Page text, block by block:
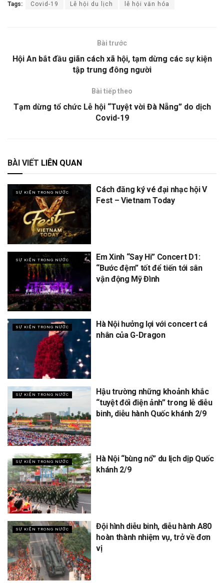
Tags: Covid-19 Lễ hội du lịch lễ hội văn hóa
Bài trước
Hội An bắt đầu giãn cách xã hội, tạm dừng các sự kiện
tập trung đông người
Bài tiếp theo
Tạm dừng tổ chức Lễ hội “Tuyệt vời Đà Nẵng” do dịch
Covid-19
BÀI VIẾT LIÊN QUAN
SỰ KIỆN TRONG NƯỚC
Cách đăng ký vé đại nhạc hội V
Fest – Vietnam Today
SỰ KIỆN TRONG NƯỚC
Em Xinh “Say Hi” Concert D1:
“Bước đệm” tốt để tiến tới sân
vận động Mỹ Đình
SỰ KIỆN TRONG NƯỚC
Hà Nội hưởng lợi với concert cá
nhân của G-Dragon
SỰ KIỆN TRONG NƯỚC
Hậu trường những khoảnh khắc
“tuyệt đối điện ảnh” trong lễ diễu
binh, diễu hành Quốc khánh 2/9
SỰ KIỆN TRONG NƯỚC
Hà Nội “bùng nổ” du lịch dịp Quốc
khánh 2/9
SỰ KIỆN TRONG NƯỚC
Đội hình diễu binh, diễu hành A80
hoàn thành nhiệm vụ, trở về đơn
vị